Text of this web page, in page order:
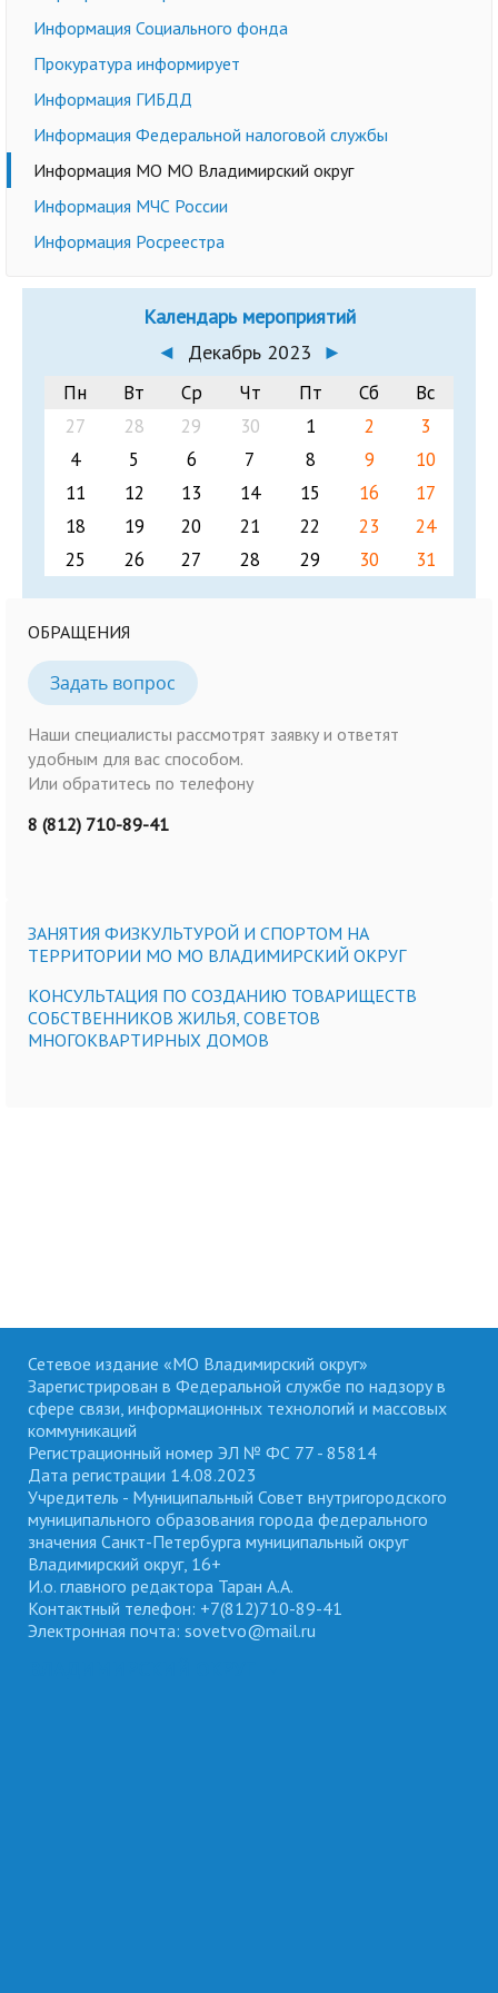
Информация Социального фонда
Прокуратура информирует
Информация ГИБДД
Информация Федеральной налоговой службы
Информация МО МО Владимирский округ
Информация МЧС России
Информация Росреестра
Календарь мероприятий
◄
Декабрь 2023 ►
Пн Вт Ср Чт Пт Сб
Вс
27
28 29 30 1 2
3
4
5 6 7 8 9
10
11
12 13 14 15 16
17
18
19 20 21 22 23
24
25
26 27 28 29 30 31
ОБРАЩЕНИЯ
Задать вопрос
Наши специалисты рассмотрят заявку и ответят
удобным для вас способом.
Или обратитесь по телефону
8 (812) 710-89-41
ЗАНЯТИЯ ФИЗКУЛЬТУРОЙ И СПОРТОМ НА
ТЕРРИТОРИИ МО МО ВЛАДИМИРСКИЙ ОКРУГ
КОНСУЛЬТАЦИЯ ПО СОЗДАНИЮ ТОВАРИЩЕСТВ
СОБСТВЕННИКОВ ЖИЛЬЯ, СОВЕТОВ
МНОГОКВАРТИРНЫХ ДОМОВ
Сетевое издание «МО Владимирский округ»
Зарегистрирован в Федеральной службе по надзору в
сфере связи, информационных технологий и массовых
коммуникаций
Регистрационный номер ЭЛ № ФС 77 - 85814
Дата регистрации 14.08.2023
Учредитель - Муниципальный Совет внутригородского
муниципального образования города федерального
значения Санкт-Петербурга муниципальный округ
Владимирский округ, 16+
И.о. главного редактора Таран А.А.
Контактный телефон: +7(812)710-89-41
Электронная почта: sovetvo@mail.ru